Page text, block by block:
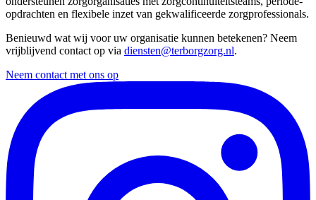
opdrachten en flexibele inzet van gekwalificeerde zorgprofessionals.
Benieuwd wat wij voor uw organisatie kunnen betekenen? Neem
vrijblijvend contact op via diensten@terborgzorg.nl.
Neem contact met ons op